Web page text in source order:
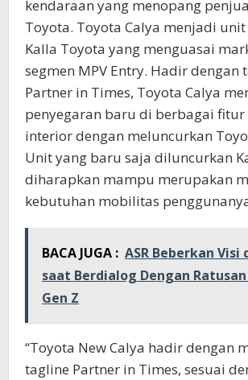
kendaraan yang menopang
Toyota. Toyota Calya menjadi
Kalla Toyota yang menguasai
segmen MPV Entry. Hadir dengan
Partner in Times, Toyota Calya
penyegaran baru di berbagai fitur
interior dengan meluncurkan
Unit yang baru saja diluncurkan
diharapkan mampu merupakan
kebutuhan mobilitas
BACA JUGA : ASR Beberkan Visi
saat Berdialog Dengan
Gen Z
“Toyota New Calya hadir dengan
tagline Partner in Times, sesuai